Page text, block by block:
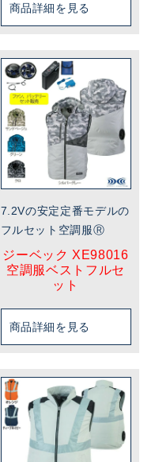
商品詳細を見る
7.2Vの安定定番モデルの
フルセット空調服Ⓡ
ジーベック XE98016
空調服ベストフルセ
ット
商品詳細を見る